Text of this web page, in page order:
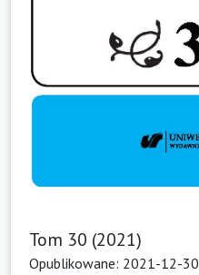
Tom 30 (2021)
Opublikowane: 2021-12-30